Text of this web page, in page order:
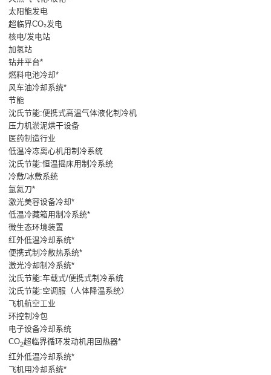
太阳能发电
超临界CO₂发电
核电/发电站
加氢站
钻井平台*
燃料电池冷却*
风车油冷却系统*
节能
沈氏节能:便携式高温气体液化制冷机
压力机淤泥烘干设备
医药制造行业
低温冷冻离心机用制冷系统
沈氏节能:恒温摇床用制冷系统
冷敷/冰敷系统
氩氦刀*
激光美容设备冷却*
低温冷藏箱用制冷系统*
微生态环境装置
红外低温冷却系统*
便携式制冷散热系统*
激光冷却制冷系统*
沈氏节能:车载式/便携式制冷系统
沈氏节能:空调服（人体降温系统）
飞机航空工业
环控制冷包
电子设备冷却系统
CO2超临界循环发动机用回热器*
红外低温冷却系统*
飞机用冷却系统*